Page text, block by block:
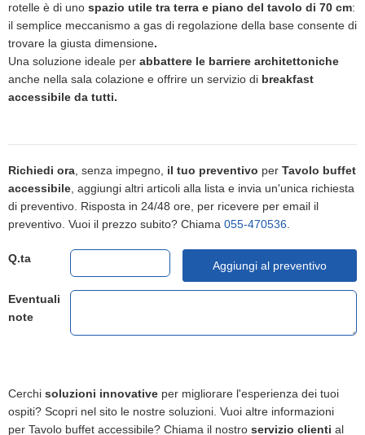
rotelle è di uno spazio utile tra terra e piano del tavolo di 70 cm:
il semplice meccanismo a gas di regolazione della base consente di
trovare la giusta dimensione.
Una soluzione ideale per abbattere le barriere architettoniche
anche nella sala colazione e offrire un servizio di breakfast
accessibile da tutti.
Richiedi ora, senza impegno, il tuo preventivo per Tavolo buffet
accessibile, aggiungi altri articoli alla lista e invia un'unica richiesta
di preventivo. Risposta in 24/48 ore, per ricevere per email il
preventivo. Vuoi il prezzo subito? Chiama 055-470536.
Q.ta
Aggiungi al preventivo
Eventuali
note
Cerchi soluzioni innovative per migliorare l'esperienza dei tuoi
ospiti? Scopri nel sito le nostre soluzioni. Vuoi altre informazioni
per Tavolo buffet accessibile? Chiama il nostro servizio clienti al